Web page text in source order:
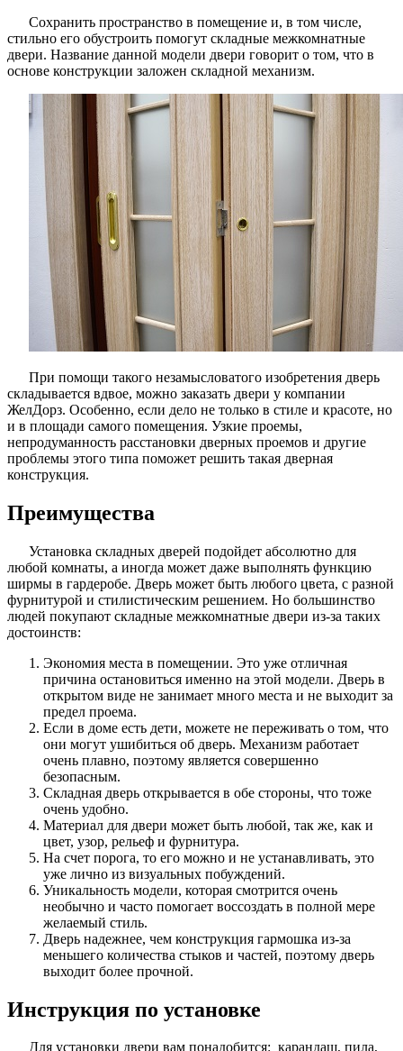
Сохранить пространство в помещение и, в том числе,
стильно его обустроить помогут складные межкомнатные
двери. Название данной модели двери говорит о том, что в
основе конструкции заложен складной механизм.
При помощи такого незамысловатого изобретения дверь
складывается вдвое, можно заказать двери у компании
ЖелДорз. Особенно, если дело не только в стиле и красоте, но
и в площади самого помещения. Узкие проемы,
непродуманность расстановки дверных проемов и другие
проблемы этого типа поможет решить такая дверная
конструкция.
Преимущества
Установка складных дверей подойдет абсолютно для
любой комнаты, а иногда может даже выполнять функцию
ширмы в гардеробе. Дверь может быть любого цвета, с разной
фурнитурой и стилистическим решением. Но большинство
людей покупают складные межкомнатные двери из-за таких
достоинств:
Экономия места в помещении. Это уже отличная
причина остановиться именно на этой модели. Дверь в
открытом виде не занимает много места и не выходит за
предел проема.
Если в доме есть дети, можете не переживать о том, что
они могут ушибиться об дверь. Механизм работает
очень плавно, поэтому является совершенно
безопасным.
Складная дверь открывается в обе стороны, что тоже
очень удобно.
Материал для двери может быть любой, так же, как и
цвет, узор, рельеф и фурнитура.
На счет порога, то его можно и не устанавливать, это
уже лично из визуальных побуждений.
Уникальность модели, которая смотрится очень
необычно и часто помогает воссоздать в полной мере
желаемый стиль.
Дверь надежнее, чем конструкция гармошка из-за
меньшего количества стыков и частей, поэтому дверь
выходит более прочной.
Инструкция по установке
Для установки двери вам понадобится: карандаш, пила,